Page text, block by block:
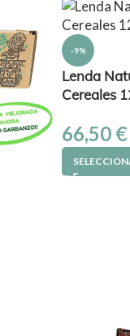
-9%
Lenda
Cereales
66,50 €